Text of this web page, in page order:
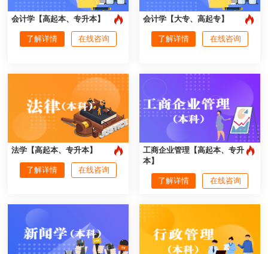
会计学【高起本、专升本】
了解详情 在线咨询
会计学【大专、高起专】
了解详情 在线咨询
法学【高起本、专升本】
了解详情 在线咨询
工商企业管理【高起本、专升
本】
了解详情 在线咨询